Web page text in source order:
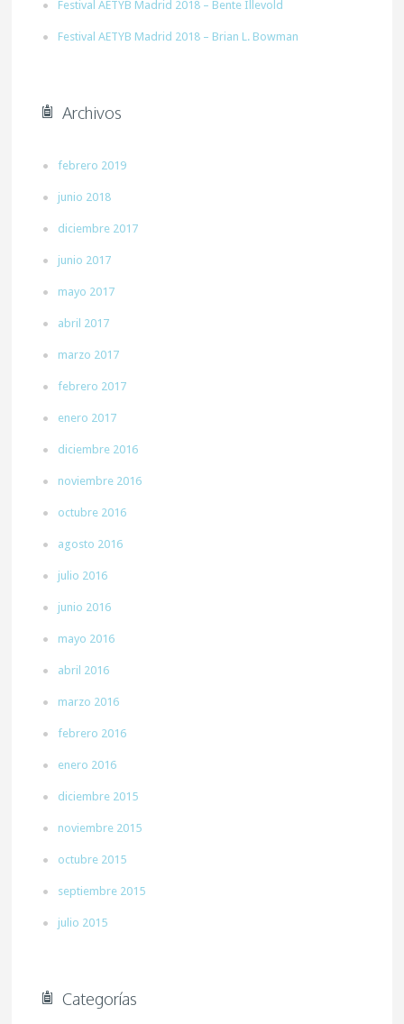
Festival AETYB Madrid 2018 – Bente Illevold
Festival AETYB Madrid 2018 – Brian L. Bowman
Archivos
febrero 2019
junio 2018
diciembre 2017
junio 2017
mayo 2017
abril 2017
marzo 2017
febrero 2017
enero 2017
diciembre 2016
noviembre 2016
octubre 2016
agosto 2016
julio 2016
junio 2016
mayo 2016
abril 2016
marzo 2016
febrero 2016
enero 2016
diciembre 2015
noviembre 2015
octubre 2015
septiembre 2015
julio 2015
Categorías